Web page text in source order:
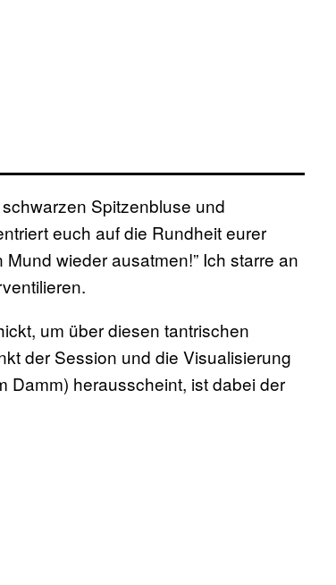
Spitzenbluse und
euch auf die Rundheit eurer
wieder ausatmen!” Ich starre an
um über diesen tantrischen
der Session und die Visualisierung
Damm) herausscheint, ist dabei der